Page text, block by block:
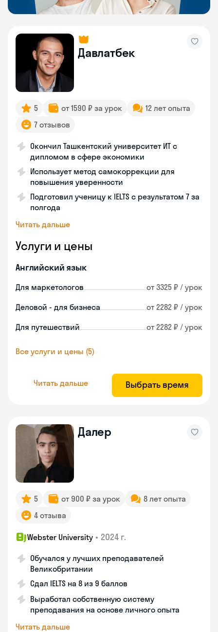
Давлатбек
5 от 1590 ₽ за урок
12 лет опыта
7 отзывов
Окончил Ташкентский университет ИТ с
дипломом в сфере экономики
Использует метод самокоррекции для
повышения уверенности
Подготовил ученицу к IELTS с результатом 7 за
полгода
Читать дальше
Услуги и цены
Английский язык
Для маркетологов от 3325 ₽ / урок
Деловой - для бизнеса от 2282 ₽ / урок
Для путешествий от 2282 ₽ / урок
Все услуги и цены (5)
Читать дальше Выбрать время
Далер
5 от 900 ₽ за урок
8 лет опыта
4 отзыва
Webster University • 2024 г.
Обучался у лучших преподавателей
Великобритании
Сдал IELTS на 8 из 9 баллов
Выработал собственную систему
преподавания на основе личного опыта
Читать дальше